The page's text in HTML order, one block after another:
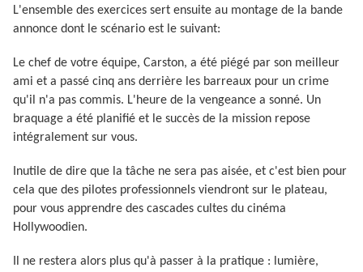
L'ensemble des exercices sert ensuite au montage de la bande
annonce dont le scénario est le suivant:
Le chef de votre équipe, Carston, a été piégé par son meilleur
ami et a passé cinq ans derrière les barreaux pour un crime
qu'il n'a pas commis. L'heure de la vengeance a sonné. Un
braquage a été planifié et le succès de la mission repose
intégralement sur vous.
Inutile de dire que la tâche ne sera pas aisée, et c'est bien pour
cela que des pilotes professionnels viendront sur le plateau,
pour vous apprendre des cascades cultes du cinéma
Hollywoodien.
Il ne restera alors plus qu'à passer à la pratique : lumière,